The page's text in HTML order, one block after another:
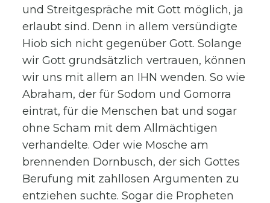
und Streitgespräche mit Gott möglich, ja
erlaubt sind. Denn in allem versündigte
Hiob sich nicht gegenüber Gott. Solange
wir Gott grundsätzlich vertrauen, können
wir uns mit allem an IHN wenden. So wie
Abraham, der für Sodom und Gomorra
eintrat, für die Menschen bat und sogar
ohne Scham mit dem Allmächtigen
verhandelte. Oder wie Mosche am
brennenden Dornbusch, der sich Gottes
Berufung mit zahllosen Argumenten zu
entziehen suchte. Sogar die Propheten